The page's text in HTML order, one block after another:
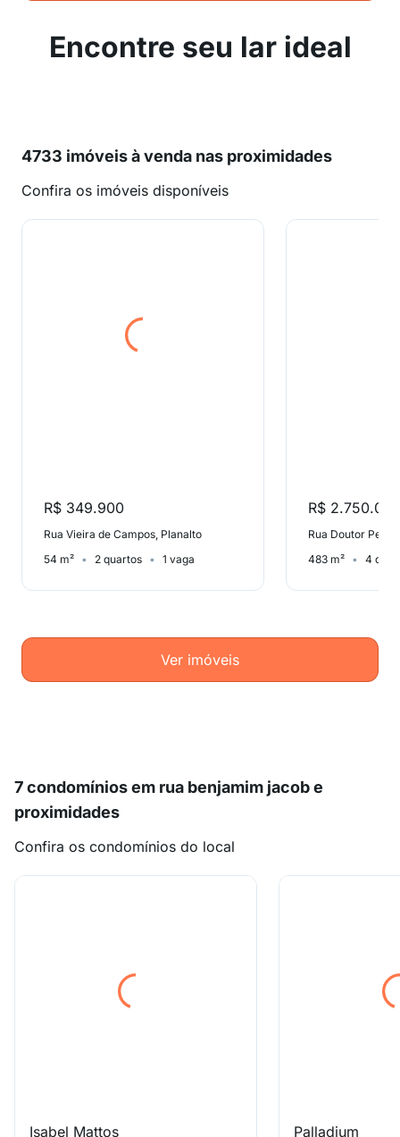
Encontre seu lar ideal
4733 imóveis à venda nas proximidades
Confira os imóveis disponíveis
R$ 349.900
Rua Vieira de Campos, Planalto
54 m²
2 quartos 1 vaga
R$ 2.750.000
483 m² 4
Ver imóveis
7 condomínios em rua benjamim jacob e
proximidades
Confira os condomínios do local
Isabel Mattos Palladium